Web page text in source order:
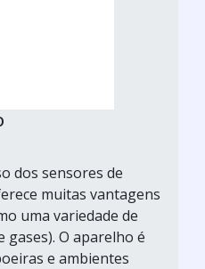
dos sensores de
muitas vantagens
uma variedade de
gases). O aparelho é
e ambientes